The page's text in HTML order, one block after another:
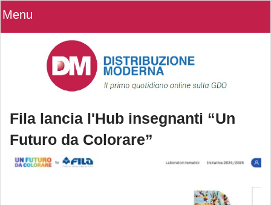
Menu
Fila lancia l'Hub insegnanti “Un
Futuro da Colorare”